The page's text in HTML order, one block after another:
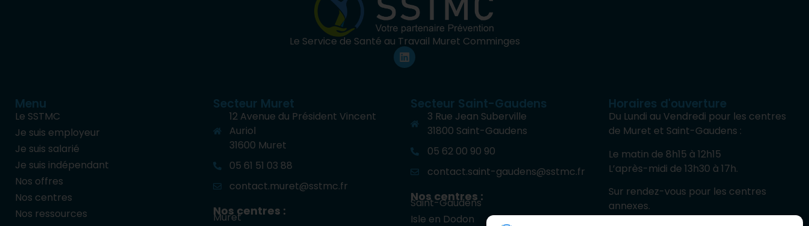
Le Service de Santé au Travail Muret Comminges
Menu
Le SSTMC
Je suis employeur
Je suis salarié
Je suis indépendant
Nos offres
Nos centres
Nos ressources
Secteur Muret
12 Avenue du Président Vincent
Auriol
31600 Muret
05 61 51 03 88
contact.muret@sstmc.fr
Nos centres :
Muret
Secteur Saint-Gaudens
3 Rue Jean Suberville
31800 Saint-Gaudens
05 62 00 90 90
contact.saint-gaudens@sstmc.fr
Nos centres :
Saint-Gaudens
Isle en Dodon
Horaires d'ouverture
Du Lundi au Vendredi pour les centres
de Muret et Saint-Gaudens :
Le matin de 8h15 à 12h15
L’après-midi de 13h30 à 17h.
Sur rendez-vous pour les centres
annexes.